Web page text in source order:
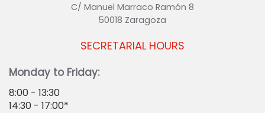
C/ Manuel Marraco Ramón 8
50018 Zaragoza
SECRETARIAL HOURS
Monday to Friday:
8:00 - 13:30
14:30 - 17:00*